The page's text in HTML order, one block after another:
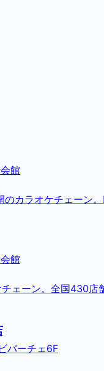
館
カラオケチェーン。
館
ェーン。全国430
バーチェ6F